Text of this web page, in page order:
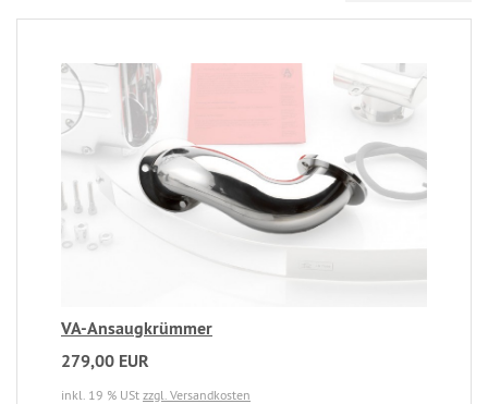
VA-Ansaugkrümmer
279,00 EUR
inkl. 19 % USt zzgl. Versandkosten